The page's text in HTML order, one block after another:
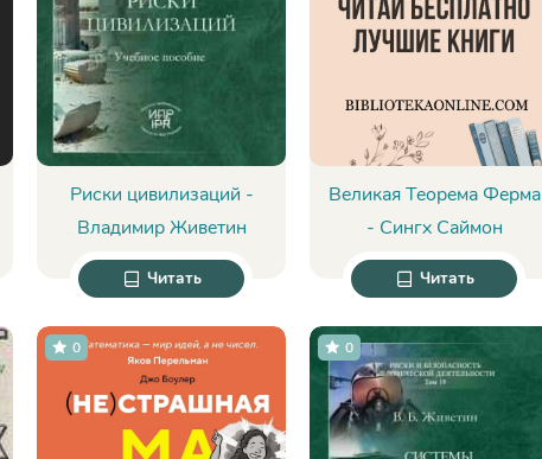
Риски цивилизаций -
Владимир Живетин
Читать
Великая Теорема Ферма
- Сингх Саймон
Читать
0 0